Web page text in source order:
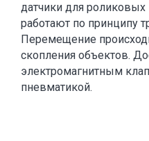
датчики для
работают по принципу
Перемещение
скопления объектов.
электромагнитным
пневматикой.